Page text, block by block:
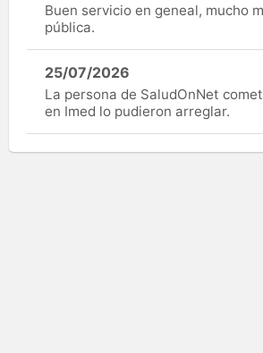
Buen servicio en geneal, mucho
pública.
25/07/2026
La persona de SaludOnNet
en Imed lo pudieron arreglar.